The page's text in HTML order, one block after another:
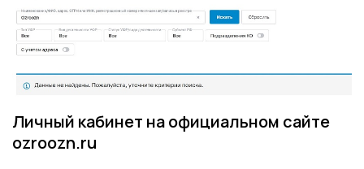
Личный кабинет на официальном сайте
ozroozn.ru